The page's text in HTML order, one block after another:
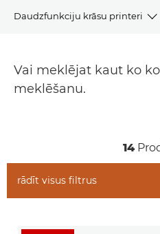
Daudzfunkciju krāsu printeri
Atbalsts
Vai meklējat kaut ko
meklēšanu.
14
rādīt visus filtrus